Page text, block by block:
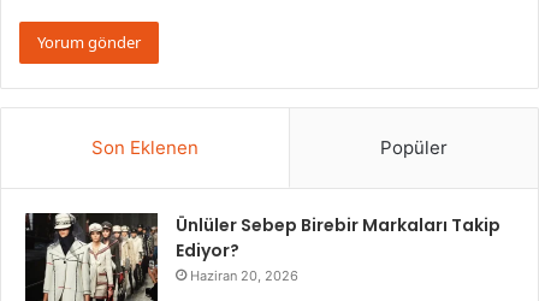
Son Eklenen Popüler
Ünlüler Sebep Birebir Markaları Takip
Ediyor?
Haziran 20, 2026